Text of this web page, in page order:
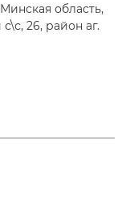
область,
26, район аг.